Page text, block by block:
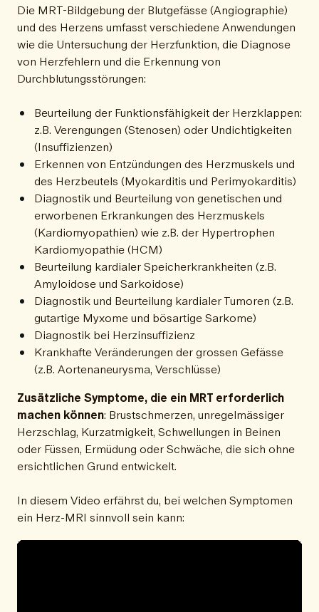
Die MRT-Bildgebung der Blutgefässe (Angiographie)
und des Herzens umfasst verschiedene Anwendungen
wie die Untersuchung der Herzfunktion, die Diagnose
von Herzfehlern und die Erkennung von
Durchblutungsstörungen:
Beurteilung der Funktionsfähigkeit der Herzklappen:
z.B. Verengungen (Stenosen) oder Undichtigkeiten
(Insuffizienzen)
Erkennen von Entzündungen des Herzmuskels und
des Herzbeutels (Myokarditis und Perimyokarditis)
Diagnostik und Beurteilung von genetischen und
erworbenen Erkrankungen des Herzmuskels
(Kardiomyopathien) wie z.B. der Hypertrophen
Kardiomyopathie (HCM)
Beurteilung kardialer Speicherkrankheiten (z.B.
Amyloidose und Sarkoidose)
Diagnostik und Beurteilung kardialer Tumoren (z.B.
gutartige Myxome und bösartige Sarkome)
Diagnostik bei Herzinsuffizienz
Krankhafte Veränderungen der grossen Gefässe
(z.B. Aortenaneurysma, Verschlüsse)
Zusätzliche Symptome, die ein MRT erforderlich
machen können: Brustschmerzen, unregelmässiger
Herzschlag, Kurzatmigkeit, Schwellungen in Beinen
oder Füssen, Ermüdung oder Schwäche, die sich ohne
ersichtlichen Grund entwickelt.
In diesem Video erfährst du, bei welchen Symptomen
ein Herz-MRI sinnvoll sein kann: